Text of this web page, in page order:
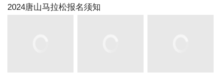
2024唐山马拉松报名须知